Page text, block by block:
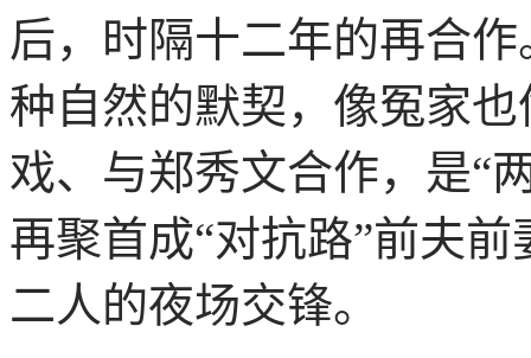
后，时隔十二年的再合
种自然的默契，像冤家
戏、与郑秀文合作，是“
再聚首成“对抗路”前夫
二人的夜场交锋。